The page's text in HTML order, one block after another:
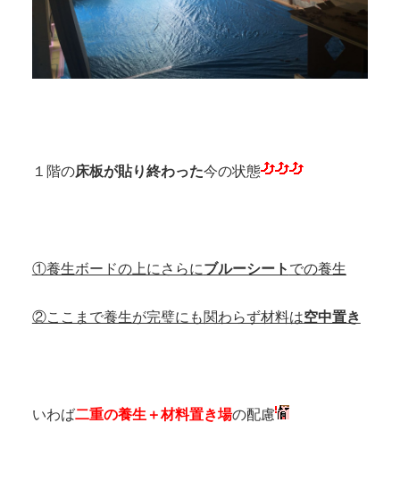
１階の床板が貼り終わった今の状態
①養生ボードの上にさらにブルーシート での養生
②ここまで養生が完璧にも関わらず材料は空中置き
いわば二重の養生＋材料置き場の配慮